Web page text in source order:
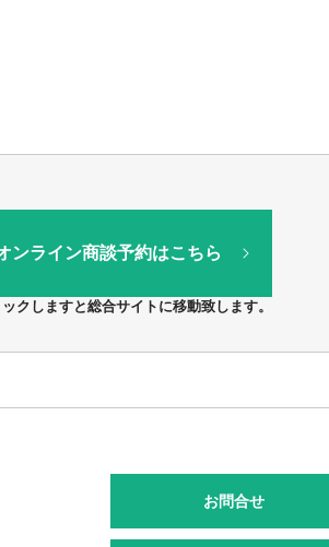
ンライン商談予約はこちら
クしますと総合サイトに移動致します。
お問合せ